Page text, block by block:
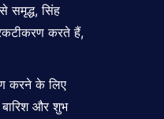
समृद्ध, सिंह
करते हैं,
करने के लिए
बारिश और शुभ